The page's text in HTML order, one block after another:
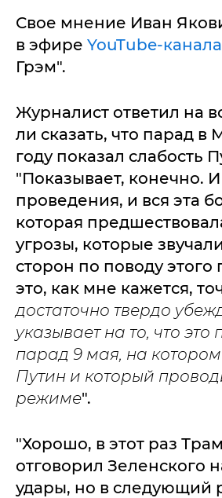
Свое мнение Иван
в эфире YouTube-канала
Грэм".
Журналист ответил на
ли сказать, что парад в
году показал слабость
"Показывает, конечно.
проведения, и вся эта
которая
угрозы, которые
сторон по поводу этого
это, как мне кажется,
достаточно твердо
указывает на то, что это
парад 9 мая, на котором
Путин и который
режиме".
"Хорошо, в этот раз
отговорил Зеленского
удары, но в следующий